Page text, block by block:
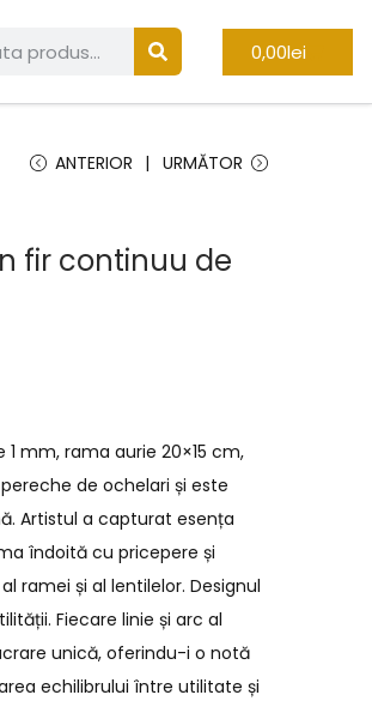
0,00lei
ANTERIOR URMĂTOR
fir continuu de
mm, rama aurie 20×15 cm,
de ochelari și este
Artistul a capturat esența
îndoită cu pricepere și
ramei și al lentilelor. Designul
Fiecare linie și arc al
unică, oferindu-i o notă
echilibrului între utilitate și